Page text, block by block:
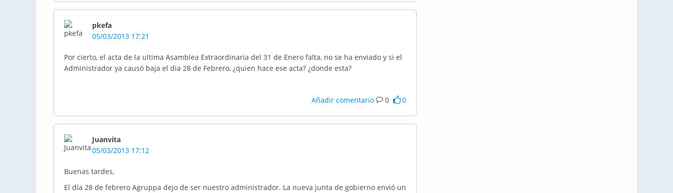
pkefa
05/03/2013 17:21
Por cierto, el acta de la ultima Asamblea Extraordinaria del 31 de Enero falta, no se ha enviado y si el
Administrador ya causó baja el dia 28 de Febrero, ¿quien hace ese acta? ¿donde esta?
Añadir comentario 0 0
Juanvita
05/03/2013 17:12
Buenas tardes,
El día 28 de febrero Agruppa dejo de ser nuestro administrador. La nueva junta de gobierno envió un